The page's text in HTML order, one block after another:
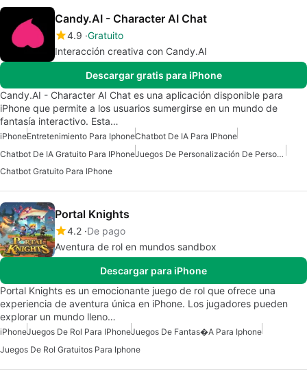
Candy.AI - Character AI Chat
4.9 Gratuito
Interacción creativa con Candy.AI
Descargar gratis para iPhone
Candy.AI - Character AI Chat es una aplicación disponible para
iPhone que permite a los usuarios sumergirse en un mundo de
fantasía interactivo. Esta…
iPhoneEntretenimiento Para IphoneChatbot De IA Para IPhone
Chatbot De IA Gratuito Para IPhone
Juegos De Personalización De Personajes Para Iphone
Chatbot Gratuito Para IPhone
Portal Knights
4.2 De pago
Aventura de rol en mundos sandbox
Descargar para iPhone
Portal Knights es un emocionante juego de rol que ofrece una
experiencia de aventura única en iPhone. Los jugadores pueden
explorar un mundo lleno…
iPhoneJuegos De Rol Para IPhoneJuegos De Fantas�a Para Iphone
Juegos De Rol Gratuitos Para Iphone